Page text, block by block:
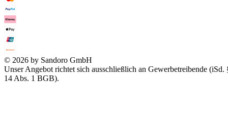
© 2026 by Sandoro GmbH
Unser Angebot richtet sich ausschließlich an Gewerbetreibende (iSd.
14 Abs. 1 BGB).